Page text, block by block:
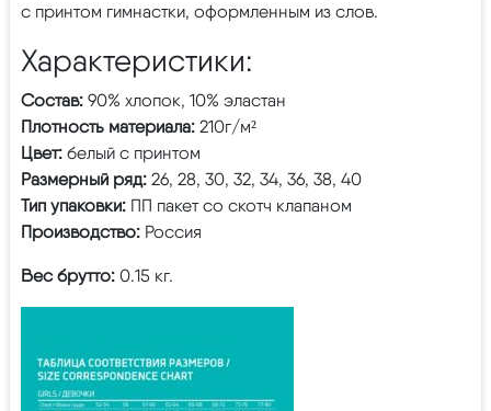
с принтом гимнастки, оформленным из слов.
Характеристики:
Состав: 90% хлопок, 10% эластан
Плотность материала: 210г/м²
Цвет: белый с принтом
Размерный ряд: 26, 28, 30, 32, 34, 36, 38, 40
Тип упаковки: ПП пакет со скотч клапаном
Производство: Россия
Вес брутто: 0.15 кг.